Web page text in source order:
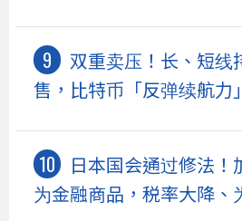
双重卖压！长、短线
售，比特币「反弹续航力
日本国会通过修法！
为金融商品，税率大降、